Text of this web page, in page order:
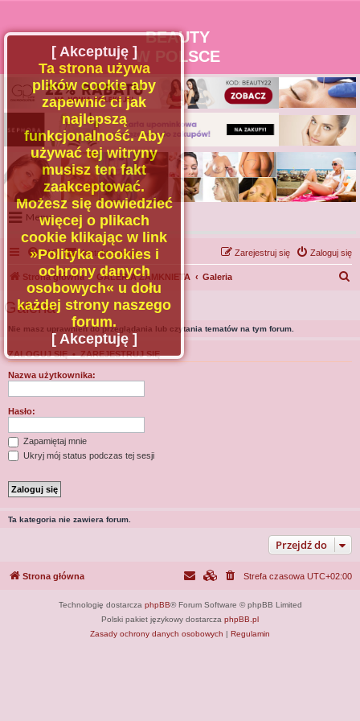
BEAUTY
W POLSCE
Menu
Portal
Facebook
Regulamin
Zapytaj administratora
Kontakt
FAQ Kontakt z nami Zaloguj się
Zarejestruj się
Strona główna GALERIA ZAMKNIETA Galeria
Galeria
Nie masz uprawnień do przeglądania lub czytania tematów na tym forum.
ZALOGUJ SIĘ•ZAREJESTRUJ SIĘ
Nazwa użytkownika:
Hasło:
Zapamiętaj mnie
Ukryj mój status podczas tej sesji
Ta kategoria nie zawiera forum.
Przejdź do
[ Akceptuję ]
Ta strona używa
plików cookie aby
zapewnić ci jak
najlepszą
funkcjonalność. Aby
używać tej witryny
musisz ten fakt
zaakceptować.
Możesz się dowiedzieć
więcej o plikach
cookie klikając w link
»Polityka cookies i
ochrony danych
osobowych« u dołu
każdej strony naszego
forum.
[ Akceptuję ]
Strona główna Strefa czasowa UTC+02:00
Technologię dostarcza phpBB® Forum Software © phpBB Limited
Polski pakiet językowy dostarcza phpBB.pl
Zasady ochrony danych osobowych | Regulamin